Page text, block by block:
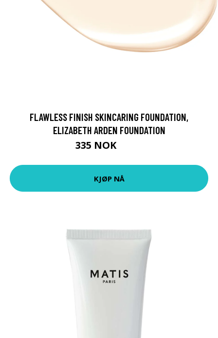
FLAWLESS FINISH SKINCARING FOUNDATION,
ELIZABETH ARDEN FOUNDATION
335 NOK
KJØP NÅ